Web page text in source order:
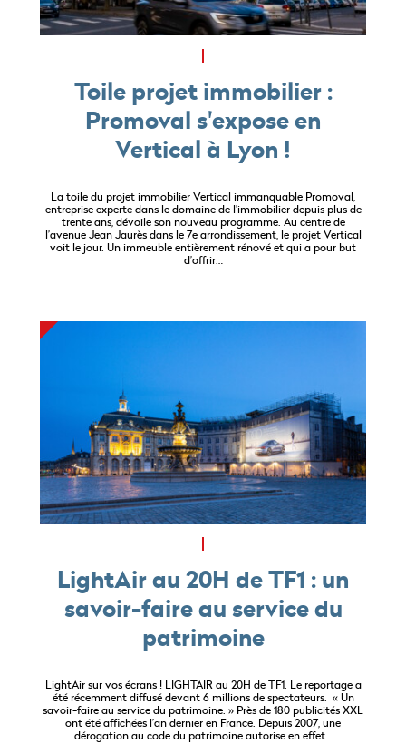
Toile projet immobilier :
Promoval s'expose en
Vertical à Lyon !
La toile du projet immobilier Vertical immanquable Promoval,
entreprise experte dans le domaine de l’immobilier depuis plus de
trente ans, dévoile son nouveau programme. Au centre de
l’avenue Jean Jaurès dans le 7e arrondissement, le projet Vertical
voit le jour. Un immeuble entièrement rénové et qui a pour but
d’offrir…
LightAir au 20H de TF1 : un
savoir-faire au service du
patrimoine
LightAir sur vos écrans ! LIGHTAIR au 20H de TF1. Le reportage a
été récemment diffusé devant 6 millions de spectateurs. « Un
savoir-faire au service du patrimoine. » Près de 180 publicités XXL
ont été affichées l’an dernier en France. Depuis 2007, une
dérogation au code du patrimoine autorise en effet…